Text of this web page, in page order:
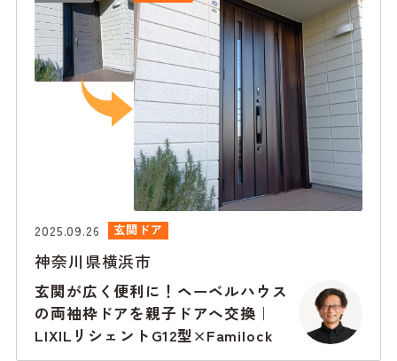
2025.09.26 玄関ドア
神奈川県横浜市
玄関が広く便利に！ヘーベルハウス
の両袖枠ドアを親子ドアへ交換｜
LIXILリシェントG12型×Familock